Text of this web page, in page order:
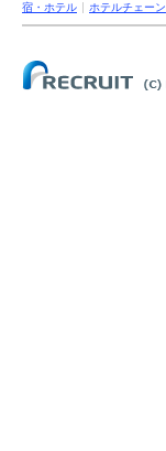
宿・ホテル ホテルチェーン